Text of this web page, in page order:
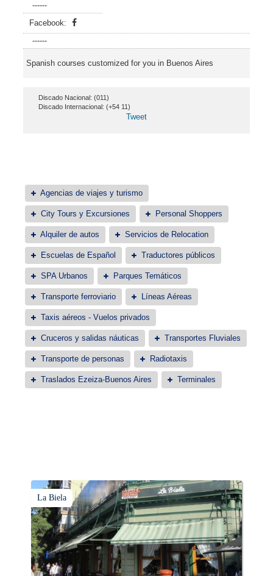
------
Facebook:
------
Spanish courses customized for you in Buenos Aires
Discado Nacional: (011)
Discado Internacional: (+54 11)
Tweet
Agencias de viajes y turismo
City Tours y Excursiones Personal Shoppers
Alquiler de autos Servicios de Relocation
Escuelas de Español Traductores públicos
SPA Urbanos Parques Temáticos
Transporte ferroviario Líneas Aéreas
Taxis aéreos - Vuelos privados
Cruceros y salidas náuticas Transportes Fluviales
Transporte de personas Radiotaxis
Traslados Ezeiza-Buenos Aires Terminales
La Biela